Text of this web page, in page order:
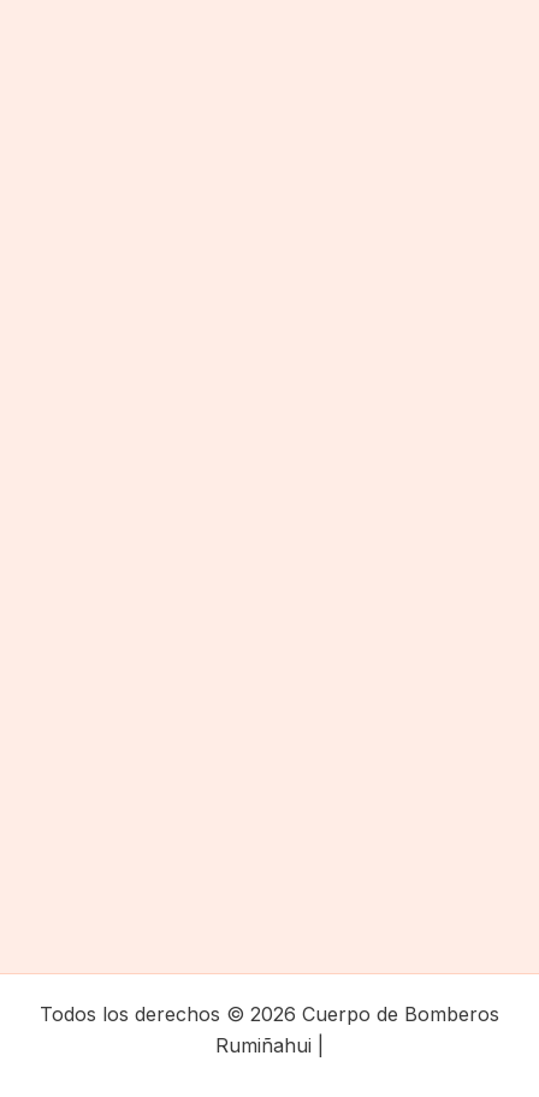
Todos los derechos © 2026 Cuerpo de Bomberos
Rumiñahui |